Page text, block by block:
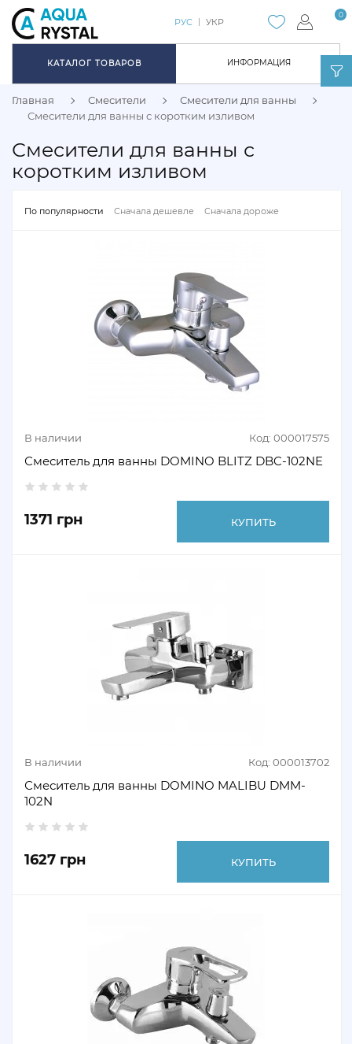
ИНФОРМАЦИЯ
0
РУС УКР
КАТАЛОГ ТОВАРОВ
Главная Смесители
Смесители для ванны
Смесители для ванны с коротким изливом
Смесители для ванны с
коротким изливом
По популярности Сначала дешевле Сначала дороже
В наличии Код: 000017575
Смеситель для ванны DOMINO BLITZ DBC-102NE
1371 грн КУПИТЬ
В наличии Код: 000013702
Смеситель для ванны DOMINO MALIBU DMM-
102N
1627 грн КУПИТЬ